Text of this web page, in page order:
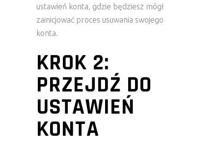
ustawień konta, gdzie będziesz mógł
zainicjować proces usuwania swojego
konta.
KROK 2:
PRZEJDŹ DO
USTAWIEŃ
KONTA